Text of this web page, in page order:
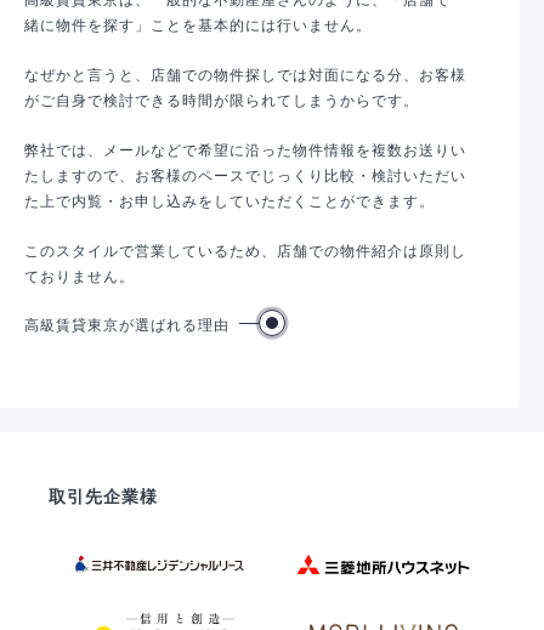
緒に物件を探す」ことを基本的には行いません。
なぜかと言うと、店舗での物件探しでは対面になる分、お客様
がご自身で検討できる時間が限られてしまうからです。
弊社では、メールなどで希望に沿った物件情報を複数お送りい
たしますので、お客様のペースでじっくり比較・検討いただい
た上で内覧・お申し込みをしていただくことができます。
このスタイルで営業しているため、店舗での物件紹介は原則し
ておりません。
高級賃貸東京が選ばれる理由
取引先企業様